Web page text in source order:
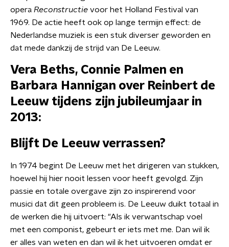
opera Reconstructie voor het Holland Festival van
1969. De actie heeft ook op lange termijn effect: de
Nederlandse muziek is een stuk diverser geworden en
dat mede dankzij de strijd van De Leeuw.
Vera Beths, Connie Palmen en
Barbara Hannigan over Reinbert de
Leeuw tijdens zijn jubileumjaar in
2013:
Blijft De Leeuw verrassen?
In 1974 begint De Leeuw met het dirigeren van stukken,
hoewel hij hier nooit lessen voor heeft gevolgd. Zijn
passie en totale overgave zijn zo inspirerend voor
musici dat dit geen probleem is. De Leeuw duikt totaal in
de werken die hij uitvoert: "Als ik verwantschap voel
met een componist, gebeurt er iets met me. Dan wil ik
er alles van weten en dan wil ik het uitvoeren omdat er